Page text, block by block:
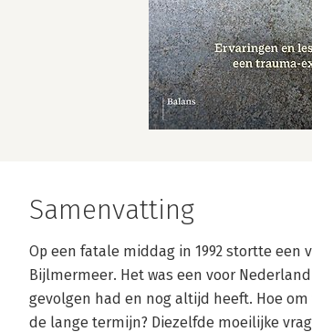
Samenvatting
Op een fatale middag in 1992 stortte
Bijlmermeer. Het was een voor
gevolgen had en nog altijd heeft. Hoe
de lange termijn? Diezelfde moeilijke